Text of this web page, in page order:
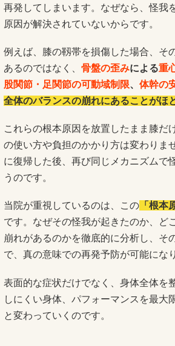
再発してしまいます。なぜなら、怪我
原因が解決されていないからです。
例えば、膝の靱帯を損傷した場合、そ
あるのではなく、 骨盤の歪みによる重
股関節・足関節の可動域制限、 体幹の
全体のバランスの崩れにあることがほ
これらの根本原因を放置したまま膝だ
の使い方や負担のかかり方は変わりま
に復帰した後、再び同じメカニズムで
うのです。
当院が重視しているのは、この 「根本
です。なぜその怪我が起きたのか、ど
崩れがあるのかを徹底的に分析し、そ
で、真の意味での再発予防が可能にな
表面的な症状だけでなく、身体全体を
しにくい身体、パフォーマンスを最大
と変わっていくのです。